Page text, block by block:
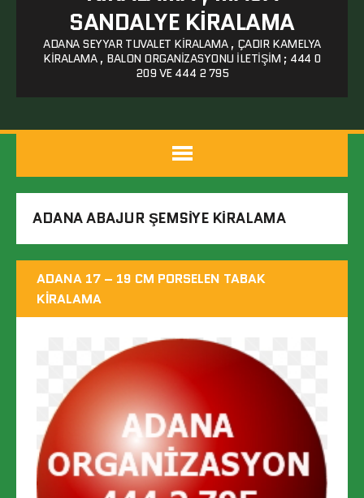
SANDALYE KIRALAMA
ADANA SEYYAR TUVALET KIRALAMA , ÇADIR KAMELYA
KIRALAMA , BALON ORGANIZASYONU ILETIŞIM ; 444 0
209 VE 444 2 795
ADANA ABAJUR ŞEMSIYE KIRALAMA
ADANA 17 – 19 CM PORSELEN TABAK
KIRALAMA